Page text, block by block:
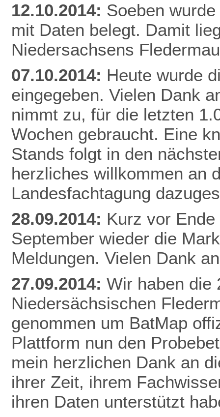
12.10.2014: Soeben
mit Daten belegt. Damit
Niedersachsens
07.10.2014: Heute wurde
eingegeben. Vielen Dank
nimmt zu, für die letzten
Wochen gebraucht. Eine
Stands folgt in den
herzliches willkommen an
Landesfachtagung
28.09.2014: Kurz vor
September wieder die
Meldungen. Vielen Dank
27.09.2014: Wir haben die
Niedersächsischen
genommen um BatMap
Plattform nun den
mein herzlichen Dank an
ihrer Zeit, ihrem
ihren Daten unterstützt